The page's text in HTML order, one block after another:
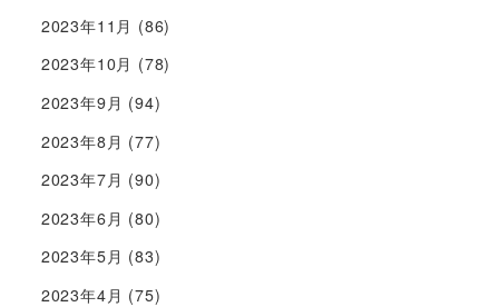
2023年11月 (86)
2023年10月 (78)
2023年9月 (94)
2023年8月 (77)
2023年7月 (90)
2023年6月 (80)
2023年5月 (83)
2023年4月 (75)